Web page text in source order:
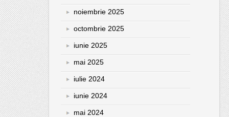
noiembrie 2025
octombrie 2025
iunie 2025
mai 2025
iulie 2024
iunie 2024
mai 2024